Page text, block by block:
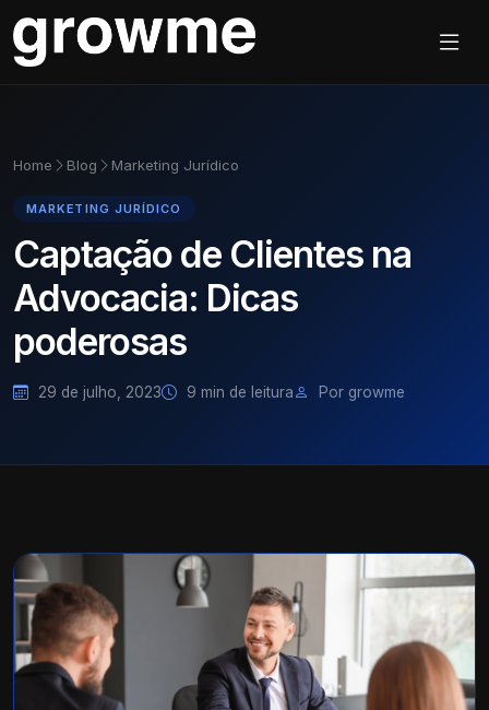
Home Blog Marketing Jurídico
MARKETING JURÍDICO
Captação de Clientes na
Advocacia: Dicas
poderosas
29 de julho, 2023 9 min de leitura Por growme